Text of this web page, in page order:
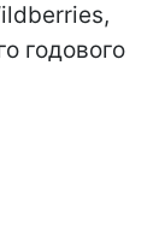
годового